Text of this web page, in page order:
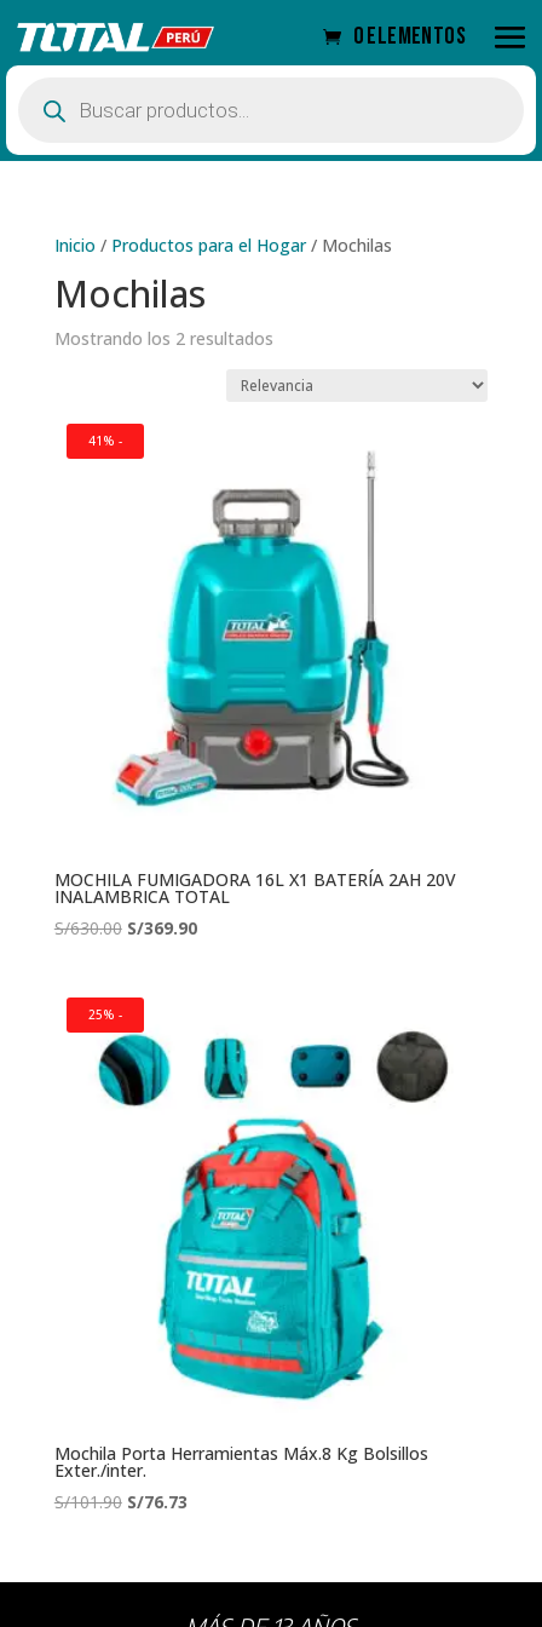
0 elementos
productos
Inicio / Productos para el Hogar/ Mochilas
Mochilas
Mostrando los 2 resultados
41% -
MOCHILA FUMIGADORA 16L X1 BATERÍA 2AH 20V
INALAMBRICA TOTAL
S/630.00 El
S/630.00.
S/369.90El
S/369.90.
25% -
Mochila Porta Herramientas Máx.8 Kg Bolsillos
Exter./inter.
S/101.90 El
era:
S/76.73El
es:
S/76.73.